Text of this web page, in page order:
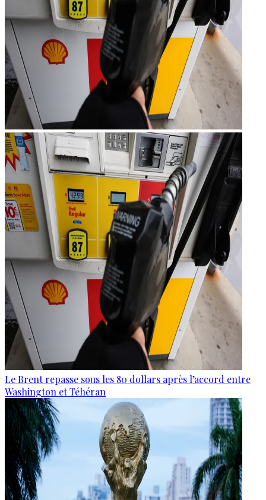
Le Brent repasse sous les 80 dollars après l’accord entre
Washington et Téhéran